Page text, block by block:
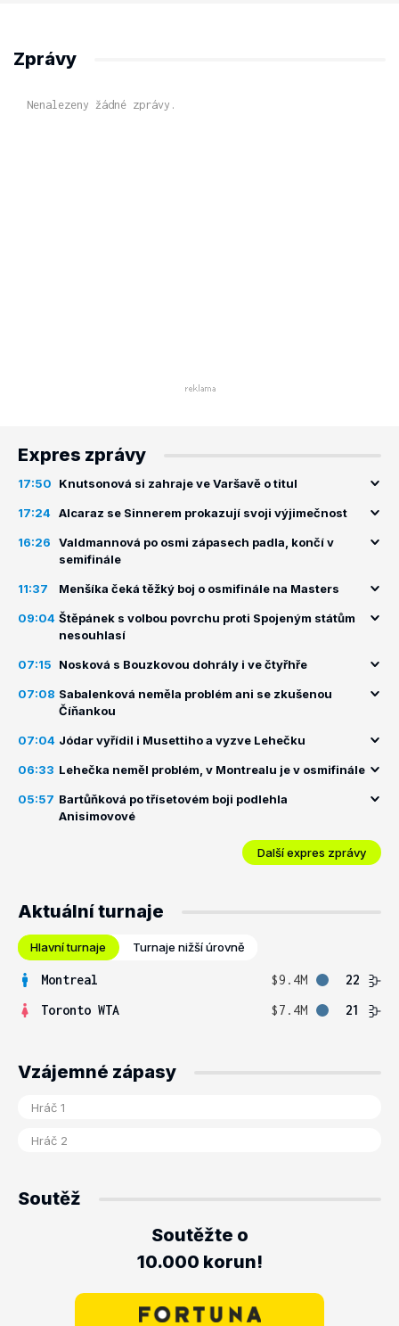
Zprávy
Nenalezeny žádné zprávy.
Expres zprávy
17:50 Knutsonová si zahraje ve Varšavě o titul
17:24 Alcaraz se Sinnerem prokazují svoji výjimečnost
16:26
Valdmannová po osmi zápasech padla, končí v
semifinále
11:37 Menšíka čeká těžký boj o osmifinále na Masters
09:04 Štěpánek s volbou povrchu proti Spojeným státům
nesouhlasí
07:15 Nosková s Bouzkovou dohrály i ve čtyřhře
07:08 Sabalenková neměla problém ani se zkušenou
Číňankou
07:04 Jódar vyřídil i Musettiho a vyzve Lehečku
06:33 Lehečka neměl problém, v Montrealu je v osmifinále
05:57 Bartůňková po třísetovém boji podlehla
Anisimovové
Další expres zprávy
Aktuální turnaje
Hlavní turnaje Turnaje nižší úrovně
Montreal $9.4M
22
Toronto WTA
$7.4M 21
Vzájemné zápasy
Soutěž
Soutěžte o
10.000 korun!